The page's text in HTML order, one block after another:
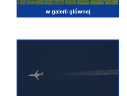
w galerii głównej